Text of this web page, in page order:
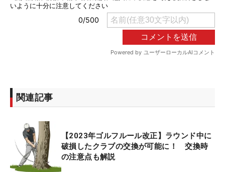
関連記事
【2023年ゴルフルール改正】ラウンド中に
破損したクラブの交換が可能に！ 交換時
の注意点も解説